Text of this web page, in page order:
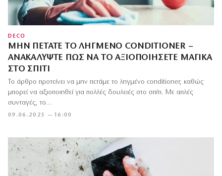
DECO
ΜΗΝ ΠΕΤΆΤΕ ΤΟ ΛΗΓΜΈΝΟ CONDITIONER –
ΑΝΑΚΑΛΎΨΤΕ ΠΏΣ ΝΑ ΤΟ ΑΞΙΟΠΟΙΉΣΕΤΕ ΜΑΓΙΚΆ
ΣΤΟ ΣΠΊΤΙ
09.06.2025 — 16:00
Το άρθρο προτείνει να μην πετάμε το ληγμένο conditioner, καθώς
μπορεί να αξιοποιηθεί για πολλές δουλειές στο σπίτι. Με απλές
συνταγές, το…